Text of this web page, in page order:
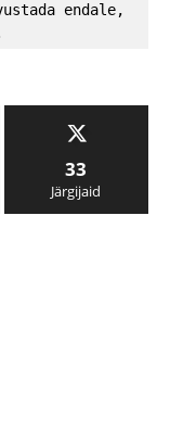
endale,
33
Järgijaid